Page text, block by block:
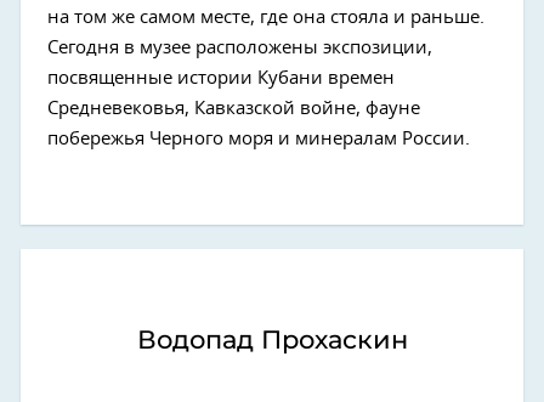
на том же самом месте, где она стояла и раньше.
Сегодня в музее расположены экспозиции,
посвященные истории Кубани времен
Средневековья, Кавказской войне, фауне
побережья Черного моря и минералам России.
Водопад Прохаскин